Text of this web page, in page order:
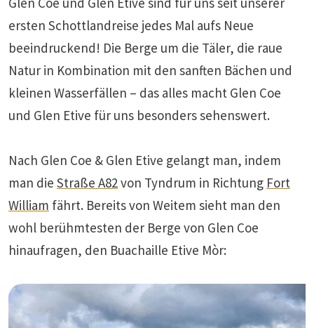
ersten Schottlandreise jedes Mal aufs Neue
beeindruckend! Die Berge um die Täler, die raue
Natur in Kombination mit den sanften Bächen und
kleinen Wasserfällen – das alles macht Glen Coe
und Glen Etive für uns besonders sehenswert.
Nach Glen Coe & Glen Etive gelangt man, indem
man die Straße A82von Tyndrum in Richtung Fort
William fährt. Bereits von Weitem sieht man den
wohl berühmtesten der Berge von Glen Coe
hinaufragen, den Buachaille Etive Mòr: